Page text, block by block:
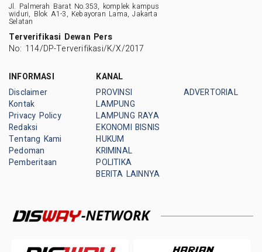
Jl. Palmerah Barat No.353, komplek kampus
widuri, Blok A1-3, Kebayoran Lama, Jakarta
Selatan
Terverifikasi Dewan Pers
No: 114/DP-Terverifikasi/K/X/2017
INFORMASI
Disclaimer
Kontak
Privacy Policy
Redaksi
Tentang Kami
Pedoman
Pemberitaan
KANAL
PROVINSI
LAMPUNG
LAMPUNG RAYA
EKONOMI BISNIS
HUKUM
KRIMINAL
POLITIKA
BERITA LAINNYA
ADVERTORIAL